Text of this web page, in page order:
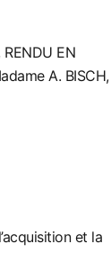
EN
A. BISCH,
et la